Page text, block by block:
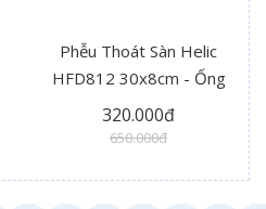
Phễu Thoát Sàn Helic
HFD812 30x8cm - Ống
Thoát Hông
320.000đ
650.000đ